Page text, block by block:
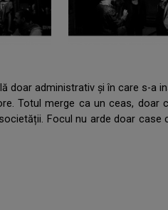
doar administrativ și în care s-a
Totul merge ca un ceas, doar
Focul nu arde doar case